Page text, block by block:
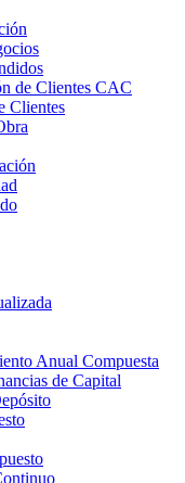
de Clientes CAC
Clientes
Anual Compuesta
de Capital